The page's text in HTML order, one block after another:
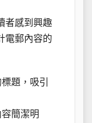
者感到興趣
電郵內容的
題，吸引
簡潔明